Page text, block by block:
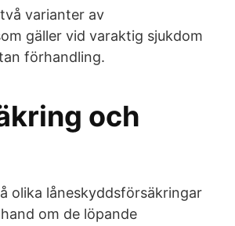
varianter av
gäller vid varaktig sjukdom
förhandling.
och
olika låneskyddsförsäkringar
om de löpande